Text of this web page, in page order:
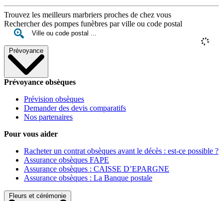
Trouvez les meilleurs marbriers proches de chez vous
Rechercher des pompes funèbres par ville ou code postal
Prévoyance
Prévoyance obsèques
Prévision obsèques
Demander des devis comparatifs
Nos partenaires
Pour vous aider
Racheter un contrat obsèques avant le décès : est-ce possible ?
Assurance obsèques FAPE
Assurance obsèques : CAISSE D’EPARGNE
Assurance obsèques : La Banque postale
Fleurs et cérémonie